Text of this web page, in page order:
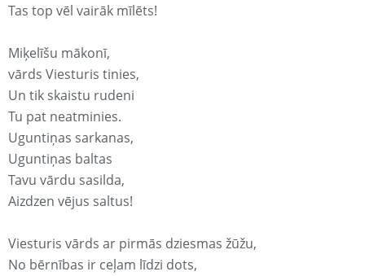
Tas top vēl vairāk mīlēts!
Miķelīšu mākonī,
vārds Viesturis tinies,
Un tik skaistu rudeni
Tu pat neatminies.
Uguntiņas sarkanas,
Uguntiņas baltas
Tavu vārdu sasilda,
Aizdzen vējus saltus!
Viesturis vārds ar pirmās dziesmas žūžu,
No bērnības ir ceļam līdzi dots,